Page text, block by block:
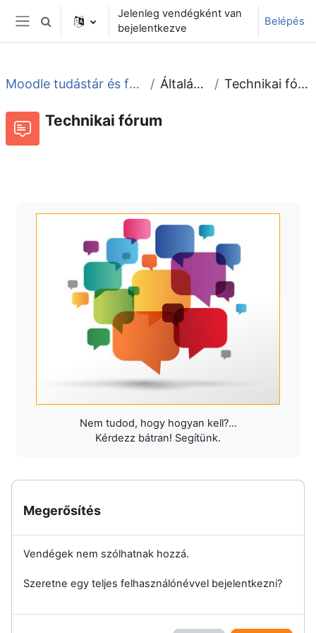
Tovább a fő tartalomhoz
Oldalpanel
Keresési bemeneti adatok váltása
Jelenleg vendégként van
bejelentkezve
Belépés
Moodle tudástár és fórum Általános Technikai fórum
Technikai fórum
Nem tudod, hogy hogyan kell?...
Kérdezz bátran! Segítünk.
Megerősítés
Vendégek nem szólhatnak hozzá.
Szeretne egy teljes felhasználónévvel bejelentkezni?